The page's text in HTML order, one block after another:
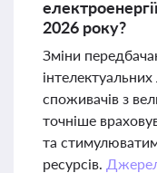
2026 року?
Зміни
споживачів з
точніше
та
ресурсів.